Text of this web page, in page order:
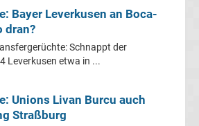
Bayer Leverkusen an Boca-
dran?
Schnappt der
Leverkusen etwa in ...
Unions Livan Burcu auch
Straßburg